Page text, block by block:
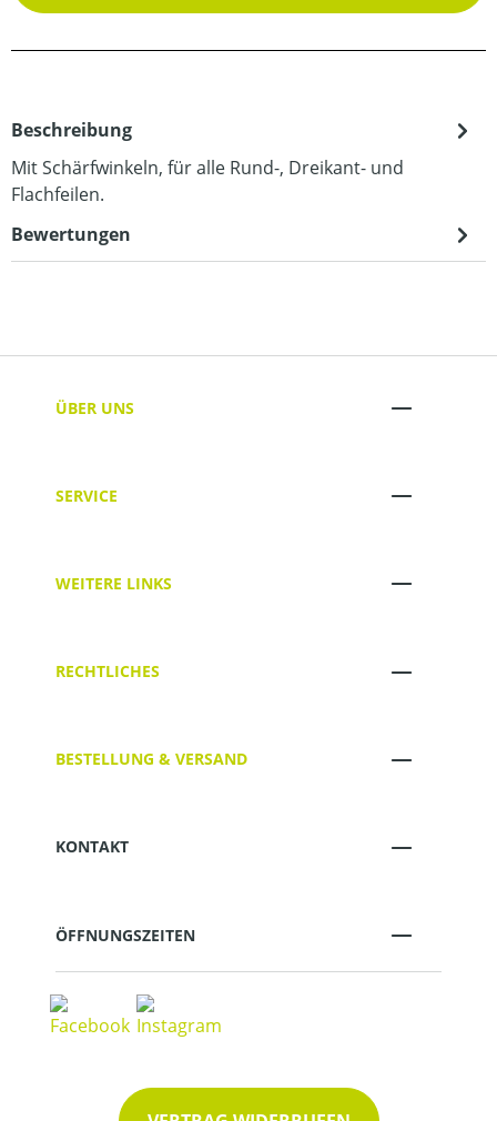
Beschreibung
Mit Schärfwinkeln, für alle Rund-, Dreikant- und
Flachfeilen.
Bewertungen
ÜBER UNS
SERVICE
WEITERE LINKS
RECHTLICHES
BESTELLUNG & VERSAND
KONTAKT
ÖFFNUNGSZEITEN